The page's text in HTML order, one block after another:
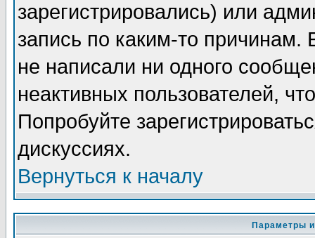
зарегистрировались) или
запись по каким-то
не написали ни одного
неактивных пользователей,
Попробуйте
дискуссиях.
Вернуться к началу
Параметры